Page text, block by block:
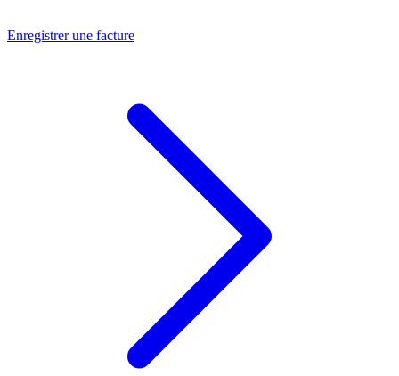
Enregistrer une facture